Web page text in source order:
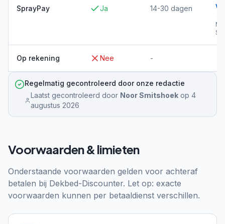
SprayPay Ja 14-30 dagen
→
Op rekening Nee -
Regelmatig gecontroleerd door onze redactie
Laatst gecontroleerd door Noor Smitshoekop 4
augustus 2026
Voorwaarden & limieten
Onderstaande voorwaarden gelden voor achteraf
betalen bij Dekbed-Discounter. Let op: exacte
voorwaarden kunnen per betaaldienst verschillen.